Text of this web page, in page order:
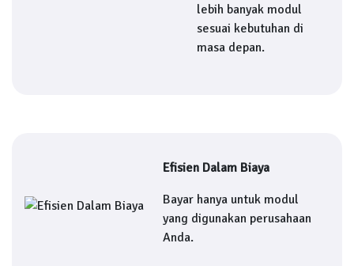
lebih banyak modul
sesuai kebutuhan di
masa depan.
Efisien Dalam Biaya
Bayar hanya untuk modul
yang digunakan perusahaan
Anda.